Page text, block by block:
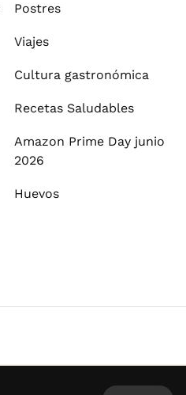
Postres
Viajes
Cultura gastronómica
Recetas Saludables
Amazon Prime Day junio
2026
Huevos